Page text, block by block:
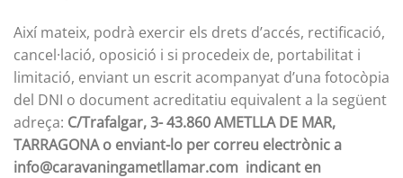
Així mateix, podrà exercir els drets d’accés, rectificació,
cancel·lació, oposició i si procedeix de, portabilitat i
limitació, enviant un escrit acompanyat d’una fotocòpia
del DNI o document acreditatiu equivalent a la següent
adreça: C/Trafalgar, 3- 43.860 AMETLLA DE MAR,
TARRAGONA o enviant-lo per correu electrònic a
info@caravaningametllamar.com indicant en